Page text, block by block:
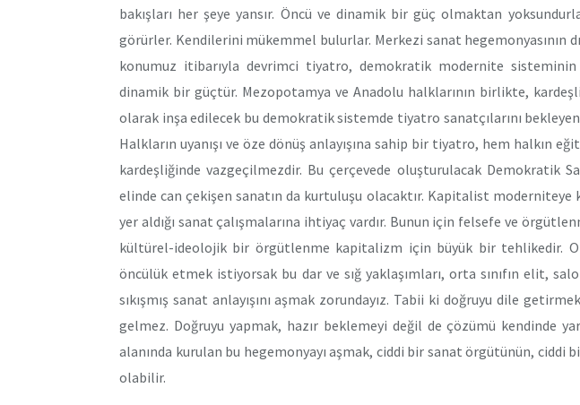
bakışları her şeye yansır. Öncü ve dinamik bir güç olmaktan
görürler. Kendilerini mükemmel bulurlar. Merkezi sanat hegemonyasının
konumuz itibarıyla devrimci tiyatro, demokratik modernite
dinamik bir güçtür. Mezopotamya ve Anadolu halklarının birlikte,
olarak inşa edilecek bu demokratik sistemde tiyatro sanatçılarını
Halkların uyanışı ve öze dönüş anlayışına sahip bir tiyatro, hem halkın
kardeşliğinde vazgeçilmezdir. Bu çerçevede oluşturulacak Demokratik
elinde can çekişen sanatın da kurtuluşu olacaktır. Kapitalist moderniteye
yer aldığı sanat çalışmalarına ihtiyaç vardır. Bunun için felsefe ve
kültürel-ideolojik bir örgütlenme kapitalizm için büyük bir tehlikedir.
öncülük etmek istiyorsak bu dar ve sığ yaklaşımları, orta sınıfın elit,
sıkışmış sanat anlayışını aşmak zorundayız. Tabii ki doğruyu dile
gelmez. Doğruyu yapmak, hazır beklemeyi değil de çözümü kendinde
alanında kurulan bu hegemonyayı aşmak, ciddi bir sanat örgütünün, ciddi
olabilir.